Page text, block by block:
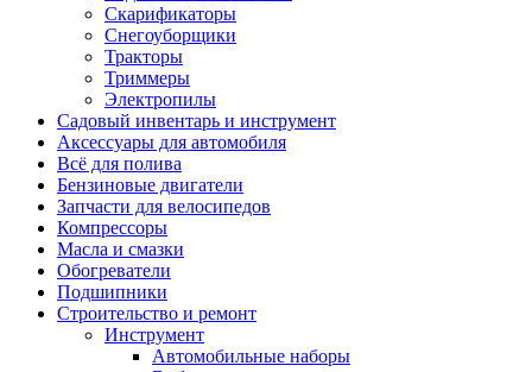
Скарификаторы
Снегоуборщики
Тракторы
Триммеры
Электропилы
Садовый инвентарь и инструмент
Аксессуары для автомобиля
Всё для полива
Бензиновые двигатели
Запчасти для велосипедов
Компрессоры
Масла и смазки
Обогреватели
Подшипники
Строительство и ремонт
Инструмент
Автомобильные наборы